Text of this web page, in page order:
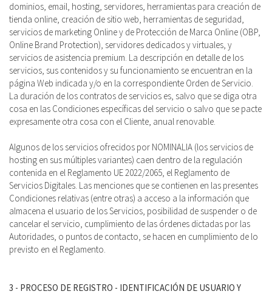
dominios, email, hosting, servidores, herramientas para creación de
tienda online, creación de sitio web, herramientas de seguridad,
servicios de marketing Online y de Protección de Marca Online (OBP,
Online Brand Protection), servidores dedicados y virtuales, y
servicios de asistencia premium. La descripción en detalle de los
servicios, sus contenidos y su funcionamiento se encuentran en la
página Web indicada y/o en la correspondiente Orden de Servicio.
La duración de los contratos de servicios es, salvo que se diga otra
cosa en las Condiciones específicas del servicio o salvo que se pacte
expresamente otra cosa con el Cliente, anual renovable.
Algunos de los servicios ofrecidos por NOMINALIA (los servicios de
hosting en sus múltiples variantes) caen dentro de la regulación
contenida en el Reglamento UE 2022/2065, el Reglamento de
Servicios Digitales. Las menciones que se contienen en las presentes
Condiciones relativas (entre otras) a acceso a la información que
almacena el usuario de los Servicios, posibilidad de suspender o de
cancelar el servicio, cumplimiento de las órdenes dictadas por las
Autoridades, o puntos de contacto, se hacen en cumplimiento de lo
previsto en el Reglamento.
3 - PROCESO DE REGISTRO - IDENTIFICACIÓN DE USUARIO Y